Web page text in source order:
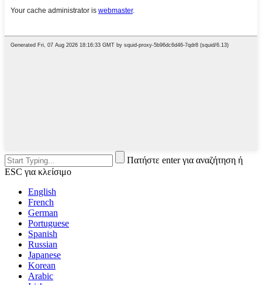
Πατήστε enter για αναζήτηση ή
ESC για κλείσιμο
English
French
German
Portuguese
Spanish
Russian
Japanese
Korean
Arabic